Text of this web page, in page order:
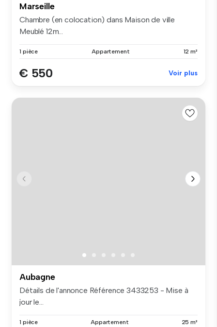
Marseille
Chambre (en colocation) dans Maison de ville
Meublé 12m...
1 pièce Appartement 12 m²
€ 550 Voir plus
Aubagne
Détails de l'annonce Référence 3433253 - Mise à
jour le...
1 pièce Appartement 25 m²